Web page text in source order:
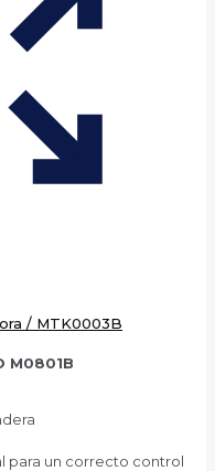
/ MTK0003B
M0801B
para un correcto control